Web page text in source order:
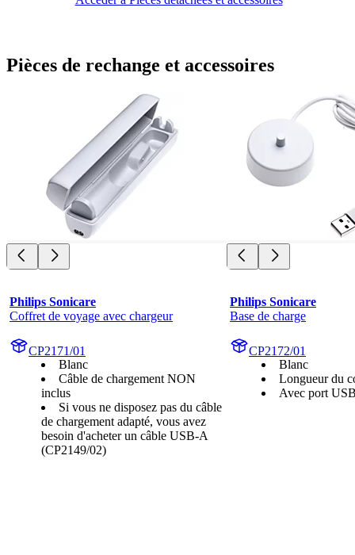
Pièces de rechange et accessoires
Philips Sonicare
Coffret de voyage avec chargeur
CP2171/01
Blanc
Câble de chargement NON
inclus
Si vous ne disposez pas du câble
de chargement adapté, vous avez
besoin d'acheter un câble USB-A
(CP2149/02)
Philips Sonicare
Base de charge
CP2172/01
Blanc
Longueur du
Avec port